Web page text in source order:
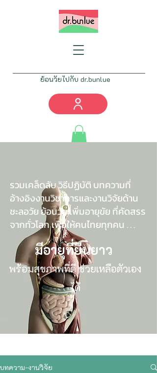
ย้อนวัยไปกับ dr.bunlue
info@drbunlue.com
รวมเคล็ดลับ วิธีปฏิบัติ บทความที่
อ้างอิงงานวิชาการและงานวิจัยด้าน
ชะลอวัย ย้อนวัย เพิ่มอายุขัย ที่คัดสรร
จากทั่วโลก เพื่อให้คนไทยทุกคน . . .
มีอายุที่ยืนยาว
พร้อมสุขภาพที่ดี ช่วยเหลือตัวเอง
ได้
บทความ-งานวิจัย